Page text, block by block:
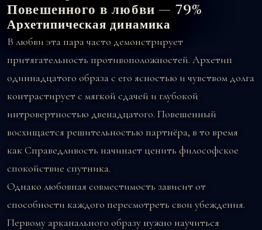
Повешенного в любви — 79%
Архетипическая динамика
В любви эта пара часто демонстрирует
притягательность противоположностей. Архетип
одиннадцатого образа с его ясностью и чувством долга
контрастирует с мягкой сдачей и глубокой
интровертностью двенадцатого. Повешенный
восхищается решительностью партнёра, в то время
как Справедливость начинает ценить философское
спокойствие спутника.
Однако любовная совместимость зависит от
способности каждого пересмотреть свои убеждения.
Первому арканального образу нужно научиться